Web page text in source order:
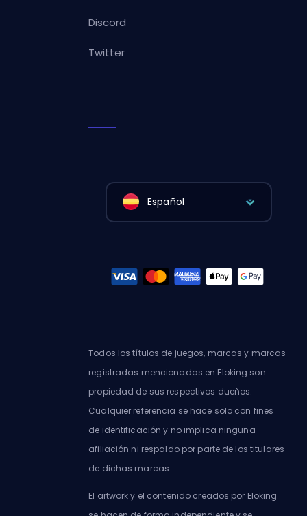
Discord
Twitter
Español
Todos los títulos de juegos, marcas y marcas
registradas mencionadas en Eloking son
propiedad de sus respectivos dueños.
Cualquier referencia se hace solo con fines
de identificación y no implica ninguna
afiliación ni respaldo por parte de los titulares
de dichas marcas.
El artwork y el contenido creados por Eloking